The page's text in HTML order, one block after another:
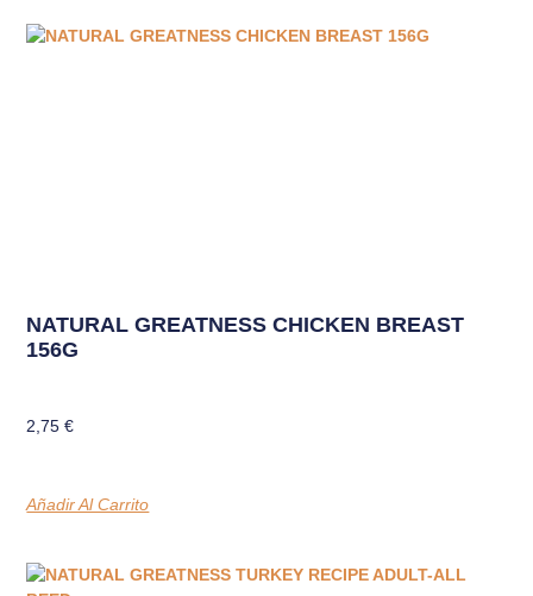
NATURAL GREATNESS CHICKEN BREAST
156G
2,75€
Añadir Al Carrito